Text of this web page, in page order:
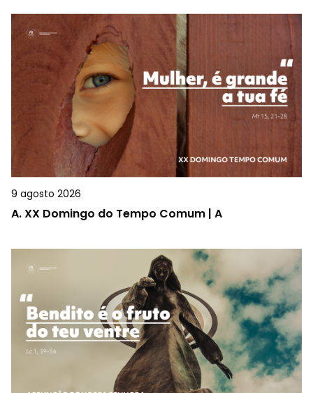
9 agosto 2026
A.XX Domingo do Tempo Comum | A